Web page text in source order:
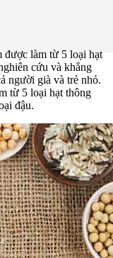
được làm từ 5 loại hạt
cứu và khẳng
người già và trẻ nhỏ.
từ 5 loại hạt thông
đậu.